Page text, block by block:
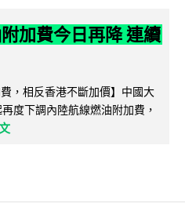
加費今日再降 連續
，相反香港不斷加價】中國大
度下調內陸航線燃油附加費，